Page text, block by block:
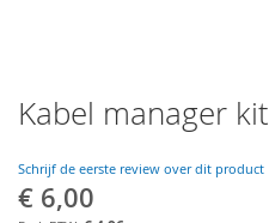
Kabel manager kit
Schrijf de eerste review over dit product
€ 6,00
Ga
naar
begin
van